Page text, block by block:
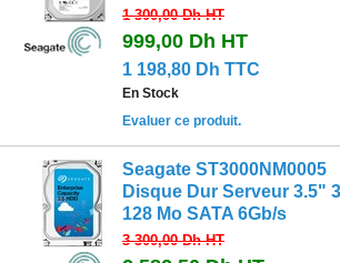
1 300,00 DhHT
999,00 Dh HT
1 198,80 Dh TTC
En Stock
Evaluer ce produit.
Seagate ST3000NM0005
Disque Dur Serveur 3.5"
128 Mo SATA 6Gb/s
3 300,00 DhHT